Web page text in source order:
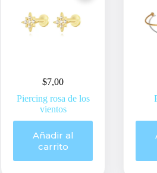
$7,00
Piercing rosa de los
vientos
Añadir al
carrito